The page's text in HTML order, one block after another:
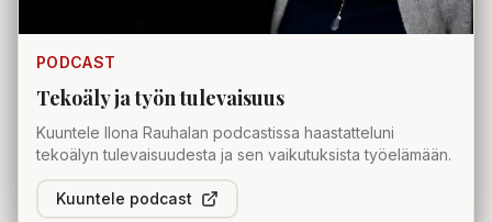
PODCAST
Tekoäly ja työn tulevaisuus
Kuuntele Ilona Rauhalan podcastissa haastatteluni
tekoälyn tulevaisuudesta ja sen vaikutuksista työelämään.
Kuuntele podcast